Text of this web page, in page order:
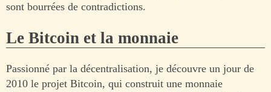
sont bourrées de contradictions.
Le Bitcoin et la monnaie
Passionné par la décentralisation, je découvre un jour de
2010 le projet Bitcoin, qui construit une monnaie